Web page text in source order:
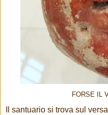
FORSE IL
Il santuario si trova sul